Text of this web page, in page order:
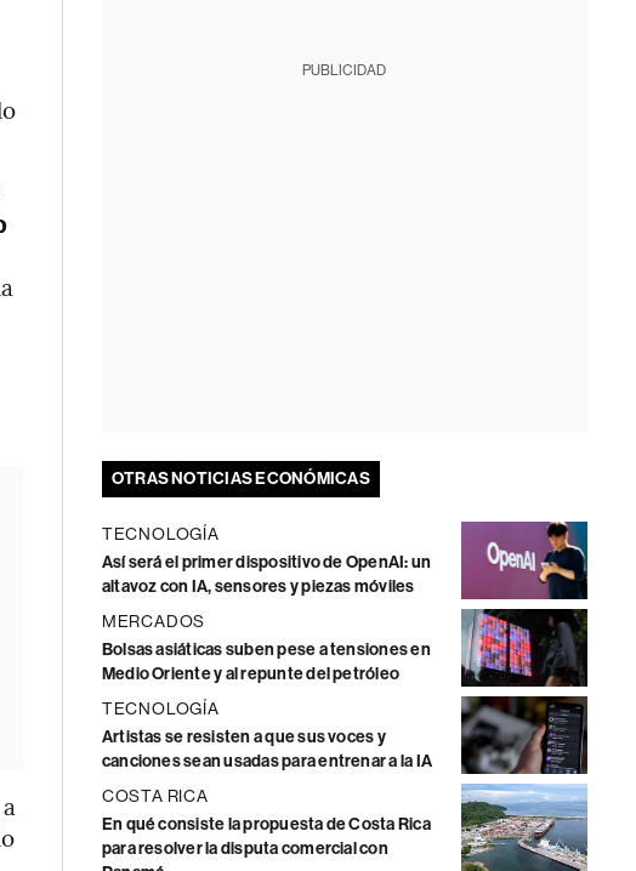
PUBLICIDAD
OTRAS NOTICIAS ECONÓMICAS
TECNOLOGÍA
Así será el primer dispositivo de OpenAI: un
altavoz con IA, sensores y piezas móviles
MERCADOS
Bolsas asiáticas suben pese a tensiones en
Medio Oriente y al repunte del petróleo
TECNOLOGÍA
Artistas se resisten a que sus voces y
canciones sean usadas para entrenar a la IA
COSTA RICA
En qué consiste la propuesta de Costa Rica
para resolver la disputa comercial con